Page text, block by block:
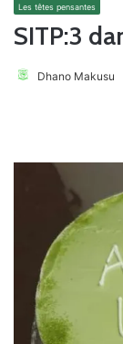
Les têtes pensantes
SITP:3
Dhano Makusu